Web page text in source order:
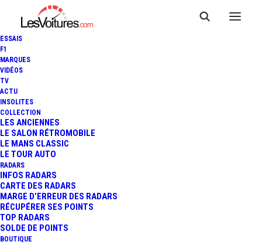
ESSAIS
F1
MARQUES
VIDÉOS
TV
ACTU
INSOLITES
COLLECTION
LES ANCIENNES
LE SALON RÉTROMOBILE
LE MANS CLASSIC
LE TOUR AUTO
RADARS
INFOS RADARS
CARTE DES RADARS
MARGE D’ERREUR DES RADARS
RÉCUPÉRER SES POINTS
TOP RADARS
SOLDE DE POINTS
BOUTIQUE
CITROËN : TRIO D'ANCIENNES
AU SALON DE GENÈVE